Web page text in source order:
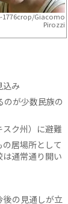
1776crop/Giacomo
Pirozzi
込み
が少数民族の
ク州）に避難
居場所として
通常通り開い
の見通しが立